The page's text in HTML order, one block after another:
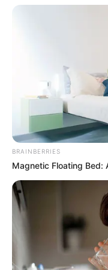
bűnszervezetben
határa a
meg a25 évet.
hátrányt okozó
bűnszervezet
évreemelkedhet.
Fontos azonban,
bárki
kijelentés jogi
bizonyos
maximum valóban
viszont bizonyítani
BRAINBERRIES
Magnetic Floating Bed: